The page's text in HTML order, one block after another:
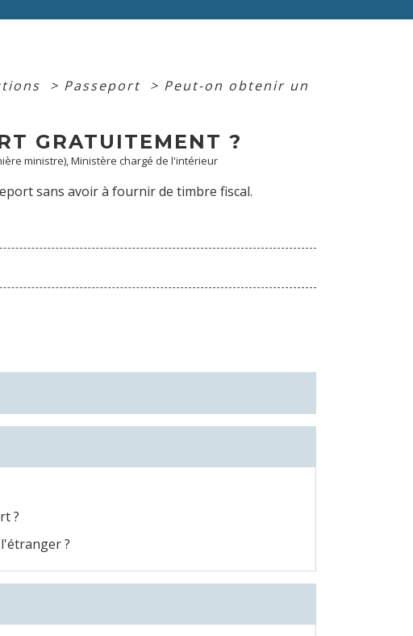
> Passeport > Peut-on obtenir un
GRATUITEMENT ?
ministre), Ministère chargé de l'intérieur
sans avoir à fournir de timbre fiscal.
?
?